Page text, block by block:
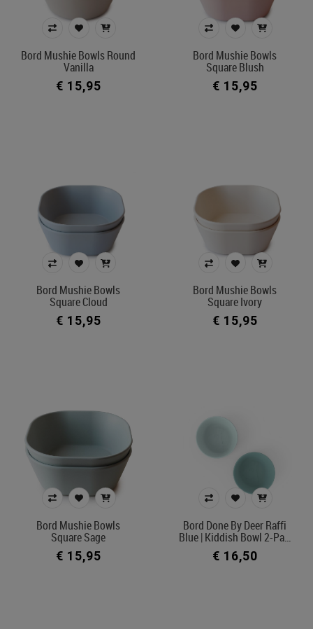
Bord Mushie Bowls Round
Vanilla
€ 15,95
Bord Mushie Bowls
Square Blush
€ 15,95
Bord Mushie Bowls
Square Cloud
€ 15,95
Bord Mushie Bowls
Square Ivory
€ 15,95
Bord Mushie Bowls
Square Sage
€ 15,95
Bord Done By Deer Raffi
Blue | Kiddish Bowl 2-Pa…
€ 16,50